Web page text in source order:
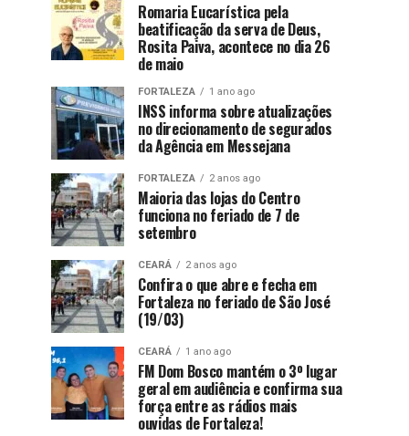
Romaria Eucarística pela
beatificação da serva de Deus,
Rosita Paiva, acontece no dia 26
de maio
FORTALEZA 1 ano ago
INSS informa sobre atualizações
no direcionamento de segurados
da Agência em Messejana
FORTALEZA 2 anos ago
Maioria das lojas do Centro
funciona no feriado de 7 de
setembro
CEARÁ 2 anos ago
Confira o que abre e fecha em
Fortaleza no feriado de São José
(19/03)
CEARÁ 1 ano ago
FM Dom Bosco mantém o 3º lugar
geral em audiência e confirma sua
força entre as rádios mais
ouvidas de Fortaleza!